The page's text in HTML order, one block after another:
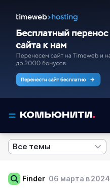
Все темы
Finder 06 марта в 2024